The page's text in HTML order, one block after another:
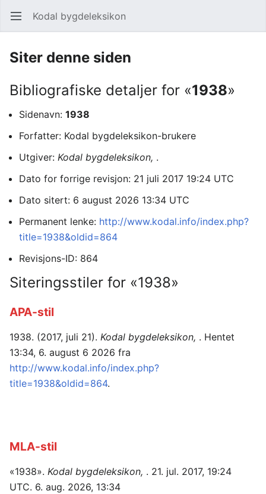
Åpne hovedmenyen Kodal bygdeleksikon
Siter denne siden
Bibliografiske detaljer for «1938»
Sidenavn: 1938
Forfatter: Kodal bygdeleksikon-brukere
Utgiver: Kodal bygdeleksikon, .
Dato for forrige revisjon: 21 juli 2017 19:24 UTC
Dato sitert: 6 august 2026 13:34 UTC
Permanent lenke: http://www.kodal.info/index.php?
title=1938&oldid=864
Revisjons-ID: 864
Siteringsstiler for «1938»
APA-stil
1938. (2017, juli 21). Kodal bygdeleksikon, . Hentet
13:34, 6. august 6 2026 fra
http://www.kodal.info/index.php?
title=1938&oldid=864.
MLA-stil
«1938». Kodal bygdeleksikon, . 21. jul. 2017, 19:24
UTC. 6. aug. 2026, 13:34